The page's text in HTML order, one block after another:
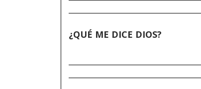
¿QUÉ ME DICE DIOS?